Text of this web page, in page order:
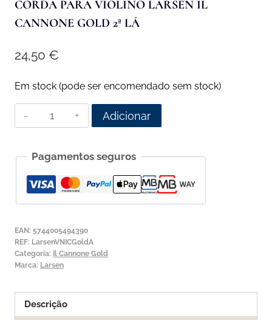
CORDA PARA VIOLINO LARSEN IL
CANNONE GOLD 2ª LÁ
24,50 €
Em stock (pode ser encomendado sem stock)
Quantidade
de
para
Violino
Larsen
Cannone
Gold
2ª
Adicionar
Pagamentos seguros
EAN: 5744005494390
REF: LarsenVNICGoldA
Categoria: Il Cannone Gold
Marca: Larsen
Descrição